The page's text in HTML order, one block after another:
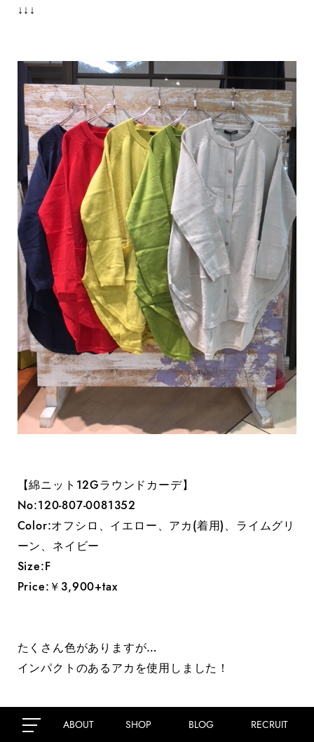
ABOUT SHOP BLOG RECRUIT
↓↓↓
【綿ニット12Gラウンドカーデ】
No:120-807-0081352
Color:オフシロ、イエロー、アカ(着用)、ライムグリ
ーン、ネイビー
Size:F
Price:￥3,900+tax
たくさん色がありますが…
インパクトのあるアカを使用しました！